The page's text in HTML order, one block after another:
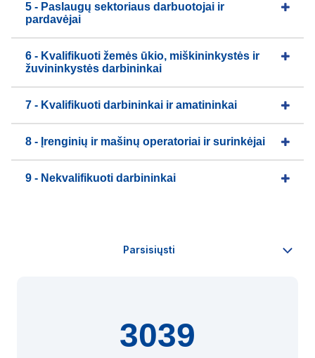
5 - Paslaugų sektoriaus darbuotojai ir
pardavėjai
6 - Kvalifikuoti žemės ūkio, miškininkystės ir
žuvininkystės darbininkai
7 - Kvalifikuoti darbininkai ir amatininkai
8 - Įrenginių ir mašinų operatoriai ir surinkėjai
9 - Nekvalifikuoti darbininkai
3039